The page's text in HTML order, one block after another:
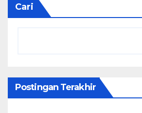
Cari
Postingan Terakhir